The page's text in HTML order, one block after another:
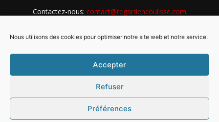
Nous utilisons des cookies pour optimiser notre site web et notre service.
Accepter
Refuser
Préférences
Contactez-nous: contact@regardencoulisse.com
Intégration Ghislain Fayard
Mentions légales